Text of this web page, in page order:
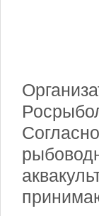
Согласно